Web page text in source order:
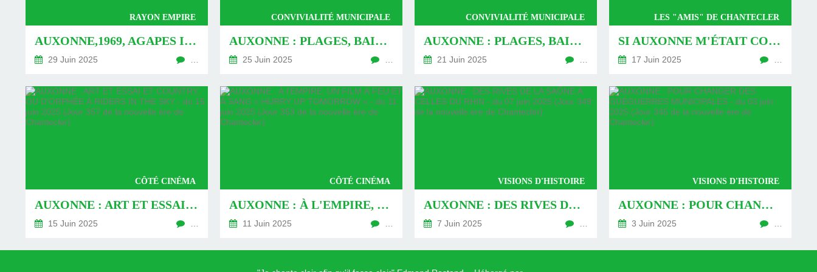
RAYON EMPIRE
AUXONNE,1969, AGAPES IMPÉRIALES DANS LES MURS DE L'ACTUEL « COCO BANGO »- DU 29 JUIN 2025 (JOUR 371 DE LA NOUVELLE ÈRE DE CHANTECLER)
29 Juin 2025
CONVIVIALITÉ MUNICIPALE
AUXONNE : PLAGES, BAIGNADES ET PISCINES DANS L'HISTOIRE ET AU CM (2)- DU 25 JUIN 2025 (JOUR 367 DE LA NOUVELLE ÈRE DE CHANTECLER)
25 Juin 2025
CONVIVIALITÉ MUNICIPALE
AUXONNE : PLAGES, BAIGNADES ET PISCINES DANS L'HISTOIRE ET AU CM (1)- DU 21 JUIN 2025 (JOUR 363 DE LA NOUVELLE ÈRE DE CHANTECLER)
21 Juin 2025
LES "AMIS" DE CHANTECLER
SI AUXONNE M'ÉTAIT CONTÉ : RENOMMÉE PASSÉE ET RÉSURGENCE DE NOTIN - DU 07 JUIN 2025 (JOUR 353 DE LA NOUVELLE ÈRE DE CHANTECLER)
17 Juin 2025
CÔTÉ CINÉMA
AUXONNE : ART ET ESSAI ET COUNTRY, OU D'ORPHÉE À RIDERS IN THE SKY - DU 15 JUIN 2025 (JOUR 357 DE LA NOUVELLE ÈRE DE CHANTECLER)
15 Juin 2025
CÔTÉ CINÉMA
AUXONNE : À L'EMPIRE, UN FILM À FEU ET À SANG « HURRY UP TOMORROW » - DU 11 JUIN 2025 (JOUR 353 DE LA NOUVELLE ÈRE DE CHANTECLER)
11 Juin 2025
VISIONS D'HISTOIRE
AUXONNE : DES RIVES DE LA SAÔNE À CELLES DU RHIN - DU 07 JUIN 2025 (JOUR 349 DE LA NOUVELLE ÈRE DE CHANTECLER)
7 Juin 2025
VISIONS D'HISTOIRE
AUXONNE : POUR CHANGER DES GUÉGUERRES MUNICIPALES - DU 03 JUIN 2025 (JOUR 345 DE LA NOUVELLE ÈRE DE CHANTECLER)
3 Juin 2025